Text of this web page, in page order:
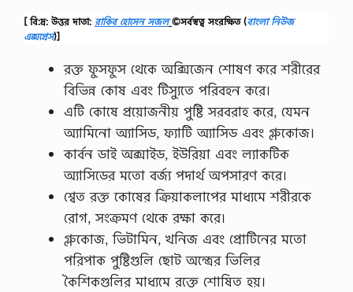
[ বি:দ্র: উত্তর দাতা: রাকিব হোসেন সজল ©সর্বস্বত্ব সংরক্ষিত (বাংলা নিউজ
এক্সপ্রেস)]
রক্ত ফুসফুস থেকে অক্সিজেন শোষণ করে শরীরের
বিভিন্ন কোষ এবং টিস্যুতে পরিবহন করে।
এটি কোষে প্রয়োজনীয় পুষ্টি সরবরাহ করে, যেমন
অ্যামিনো অ্যাসিড, ফ্যাটি অ্যাসিড এবং গ্লুকোজ।
কার্বন ডাই অক্সাইড, ইউরিয়া এবং ল্যাকটিক
অ্যাসিডের মতো বর্জ্য পদার্থ অপসারণ করে।
শ্বেত রক্ত ​​কোষের ক্রিয়াকলাপের মাধ্যমে শরীরকে
রোগ, সংক্রমণ থেকে রক্ষা করে।
গ্লুকোজ, ভিটামিন, খনিজ এবং প্রোটিনের মতো
পরিপাক পুষ্টিগুলি ছোট অন্ত্রের ভিলির
কৈশিকগুলির মাধ্যমে রক্তে শোষিত হয়।